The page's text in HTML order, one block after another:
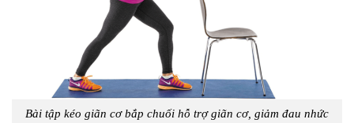
Bài tập kéo giãn cơ bắp chuối hỗ trợ giãn cơ, giảm đau nhức